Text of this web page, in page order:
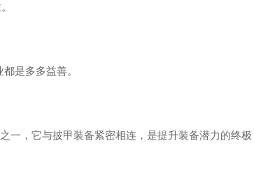
是多多益善。
一，它与披甲装备紧密相连，是提升装备潜力的终极